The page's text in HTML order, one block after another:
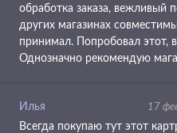
обработка заказа, вежливый
других магазинах
принимал. Попробовал этот,
Однозначно рекомендую
Илья 17
Всегда покупаю тут этот